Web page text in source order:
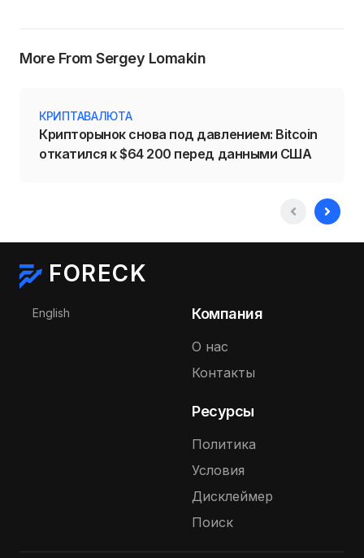
More From Sergey Lomakin
КРИПТАВАЛЮТА
Крипторынок снова под давлением: Bitcoin
откатился к $64 200 перед данными США
FORECK
Выберите язык
English Компания
О нас
Контакты
Ресурсы
Политика
Условия
Дисклеймер
Поиск